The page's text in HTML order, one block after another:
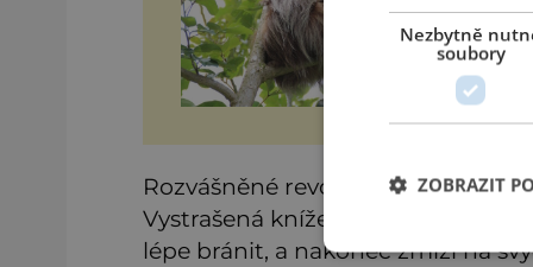
Rozvášněné revoluční gardy jsou
Vystrašená knížecí rodina nejprve
lépe bránit, a nakonec zmizí na
Nezbytně
soubory
ZOBRAZIT